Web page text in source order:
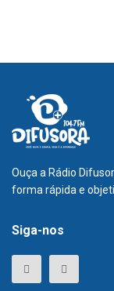
Ouça a Rádio
forma rápida e
Siga-nos